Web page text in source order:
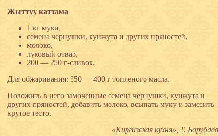
Жыттуу каттама
1 кг муки,
семена чернушки, кунжута и других пряностей,
молоко,
луковый отвар,
200 — 250 г-сливок.
Для обжаривания: 350 — 400 г топленого масла.
Положить в него замоченные семена чернушки, кунжута и
других пряностей, добавить молоко, всыпать муку и замесить
крутое тесто.
«Киргизская кухня», Т. Борубаев